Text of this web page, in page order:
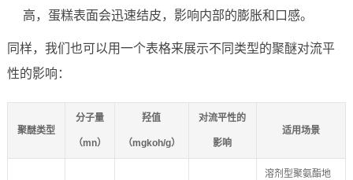
高，蛋糕表面会迅速结皮，影响内部的膨胀和口感。
同样，我们也可以用一个表格来展示不同类型的聚醚对流平
性的影响：
聚醚类型
分子量
（mn）
羟值
（mgkoh/g）
对流平性的
影响
适用场景
溶剂型聚氨酯地